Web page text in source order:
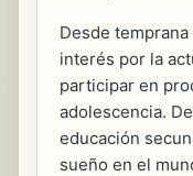
Desde
interés por la
participar en
adolescencia.
educación
sueño en el